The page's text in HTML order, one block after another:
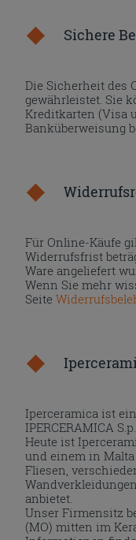
Sichere
Die Sicherheit des
gewährleistet. Sie
Kreditkarten (Visa
Banküberweisung
Für Online-Käufe
Widerrufsfrist
Ware angeliefert
Wenn Sie mehr
Seite
Iperceramica ist
IPERCERAMICA
Heute ist
und einem in
Fliesen,
anbietet.
Unser Firmensitz
(MO) mitten im